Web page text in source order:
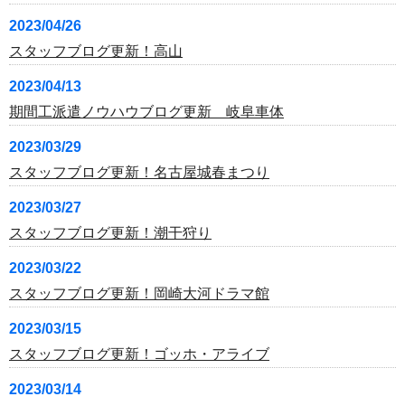
2023/04/26
スタッフブログ更新！高山
2023/04/13
期間工派遣ノウハウブログ更新 岐阜車体
2023/03/29
スタッフブログ更新！名古屋城春まつり
2023/03/27
スタッフブログ更新！潮干狩り
2023/03/22
スタッフブログ更新！岡崎大河ドラマ館
2023/03/15
スタッフブログ更新！ゴッホ・アライブ
2023/03/14